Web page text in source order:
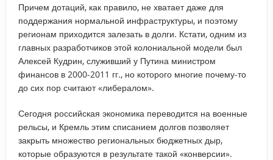
Причем дотаций, как правило, не хватает даже для
поддержания нормальной инфраструктуры, и поэтому
регионам приходится залезать в долги. Кстати, одним из
главных разработчиков этой колониальной модели был
Алексей Кудрин, служивший у Путина министром
финансов в 2000-2011 гг., но которого многие почему-то
до сих пор считают «либералом».
Сегодня российская экономика переводится на военные
рельсы, и Кремль этим списанием долгов позволяет
закрыть множество региональных бюджетных дыр,
которые образуются в результате такой «конверсии».